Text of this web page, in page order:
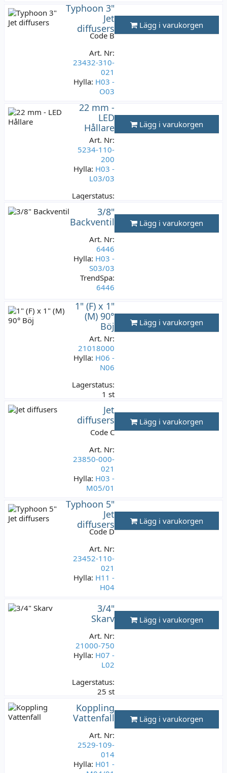
Lagerstatus:
45 st
99 kr
Varav moms:
Typhoon 3"
Jet
diffusers
Code B
Art. Nr:
23432-310-
021
Hylla: H03 -
O03
Lagerstatus: 1
st
99 kr
Varav moms:
19,80 kr
Lägg i varukorgen
22 mm -
LED
Hållare
Art. Nr:
5234-110-
200
Hylla: H03 -
L03/03
Lagerstatus:
99 kr
Varav moms:
Lägg i varukorgen
3/8"
Backventil
Art. Nr:
6446
Hylla: H03 -
S03/03
TrendSpa:
6446
Lagerstatus:
2 st
129 kr
Varav moms:
25,80 kr
Lägg i varukorgen
1" (F) x 1"
(M) 90°
Böj
Art. Nr:
21018000
Hylla: H06 -
N06
Lagerstatus:
1 st
149 kr
Varav moms:
29,80 kr
Lägg i varukorgen
Jet
diffusers
Code C
Art. Nr:
23850-000-
021
Hylla: H03 -
M05/01
Lagerstatus:
2 st
149 kr
Varav moms:
Lägg i varukorgen
Typhoon 5"
Jet
diffusers
Code D
Art. Nr:
23452-110-
021
Hylla: H11 -
H04
Lagerstatus:
48 st
149 kr
Varav moms:
29,80 kr
Lägg i varukorgen
3/4"
Skarv
Art. Nr:
21000-750
Hylla: H07 -
L02
Lagerstatus:
25 st
149 kr
Varav moms:
29,80 kr
Lägg i varukorgen
Koppling
Vattenfall
Art. Nr:
2529-109-
014
Hylla: H01 -
Lägg i varukorgen